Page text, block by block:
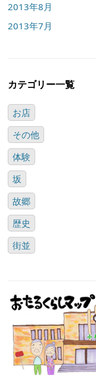
2013年8月
2013年7月
カテゴリー一覧
お店
その他
体験
坂
故郷
歴史
街並